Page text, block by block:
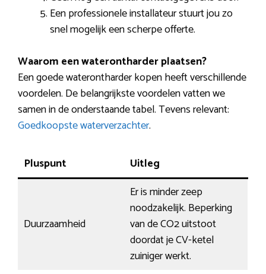
Een professionele installateur stuurt jou zo
snel mogelijk een scherpe offerte.
Waarom een waterontharder plaatsen?
Een goede waterontharder kopen heeft verschillende
voordelen. De belangrijkste voordelen vatten we
samen in de onderstaande tabel. Tevens relevant:
Goedkoopste waterverzachter.
Pluspunt Uitleg
Duurzaamheid
Er is minder zeep
noodzakelijk. Beperking
van de CO2 uitstoot
doordat je CV-ketel
zuiniger werkt.